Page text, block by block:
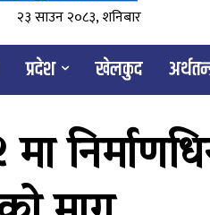
२३ साउन २०८३, शनिबार
प्रदेश खेलकुद